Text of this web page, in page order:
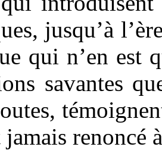
jusqu’à
qui n’en est
savantes
jamais renoncé